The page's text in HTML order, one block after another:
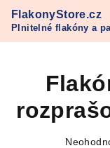
obsah
FlakonyStore.cz
Plnitelné flakóny a
Refan